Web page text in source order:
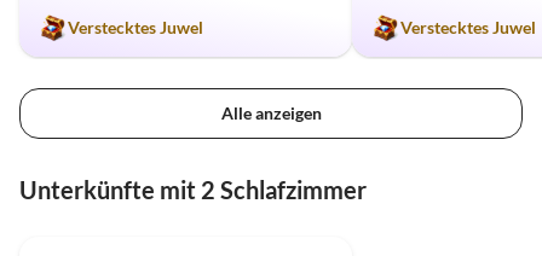
Verstecktes Juwel Verstecktes Juwel
Alle anzeigen
Unterkünfte mit 2 Schlafzimmer